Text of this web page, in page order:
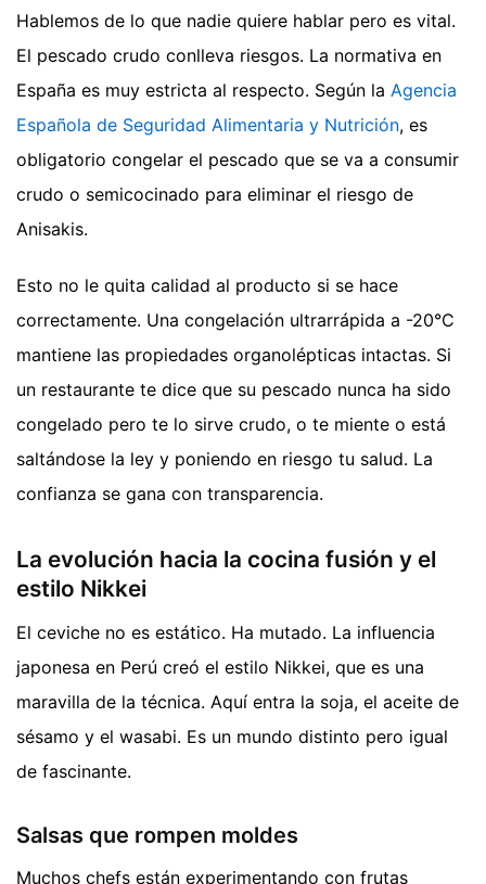
Hablemos de lo que nadie quiere hablar pero es vital.
El pescado crudo conlleva riesgos. La normativa en
España es muy estricta al respecto. Según la Agencia
Española de Seguridad Alimentaria y Nutrición, es
obligatorio congelar el pescado que se va a consumir
crudo o semicocinado para eliminar el riesgo de
Anisakis.
Esto no le quita calidad al producto si se hace
correctamente. Una congelación ultrarrápida a -20°C
mantiene las propiedades organolépticas intactas. Si
un restaurante te dice que su pescado nunca ha sido
congelado pero te lo sirve crudo, o te miente o está
saltándose la ley y poniendo en riesgo tu salud. La
confianza se gana con transparencia.
La evolución hacia la cocina fusión y el
estilo Nikkei
El ceviche no es estático. Ha mutado. La influencia
japonesa en Perú creó el estilo Nikkei, que es una
maravilla de la técnica. Aquí entra la soja, el aceite de
sésamo y el wasabi. Es un mundo distinto pero igual
de fascinante.
Salsas que rompen moldes
Muchos chefs están experimentando con frutas